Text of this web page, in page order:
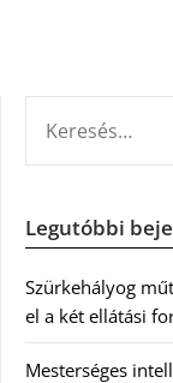
Legutóbbi
Szürkehályog
el a két ellátási
Mesterséges